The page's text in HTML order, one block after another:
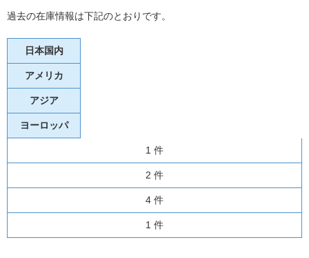
過去の在庫情報は下記のとおりです。
日本国内
アメリカ
アジア
ヨーロッパ
1 件
2 件
4 件
1 件